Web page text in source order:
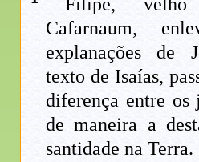
Cafarnaum,
explanações de
texto de Isaías,
diferença entre os
de maneira a
santidade na Terra.